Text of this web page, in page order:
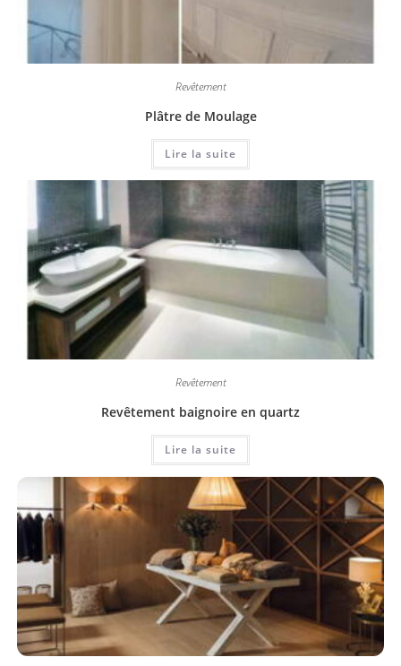
Revêtement
Plâtre de Moulage
Lire la suite
Revêtement
Revêtement baignoire en quartz
Lire la suite